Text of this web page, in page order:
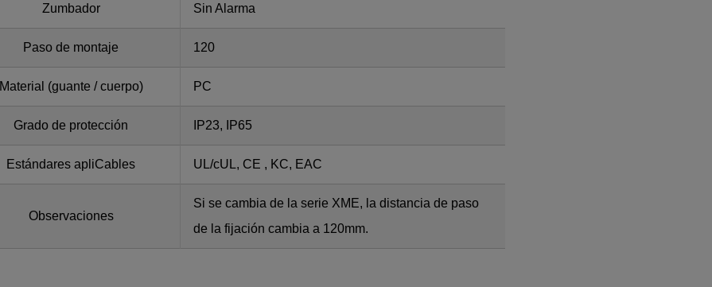
Zumbador Sin Alarma
Paso de montaje 120
Material (guante / cuerpo) PC
Grado de protección IP23, IP65
Estándares apliCables UL/cUL, CE , KC, EAC
Observaciones
Si se cambia de la serie XME, la distancia de paso
de la fijación cambia a 120mm.